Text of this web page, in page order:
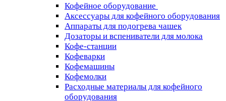
Кофейное оборудование
Аксессуары для кофейного оборудования
Аппараты для подогрева чашек
Дозаторы и вспениватели для молока
Кофе-станции
Кофеварки
Кофемашины
Кофемолки
Расходные материалы для кофейного
оборудования